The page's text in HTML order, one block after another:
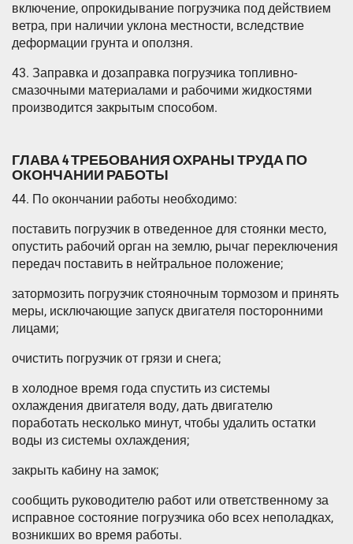
включение, опрокидывание погрузчика под действием
ветра, при наличии уклона местности, вследствие
деформации грунта и оползня.
43. Заправка и дозаправка погрузчика топливно-
смазочными материалами и рабочими жидкостями
производится закрытым способом.
ГЛАВА 4 ТРЕБОВАНИЯ ОХРАНЫ ТРУДА ПО
ОКОНЧАНИИ РАБОТЫ
44. По окончании работы необходимо:
поставить погрузчик в отведенное для стоянки место,
опустить рабочий орган на землю, рычаг переключения
передач поставить в нейтральное положение;
затормозить погрузчик стояночным тормозом и принять
меры, исключающие запуск двигателя посторонними
лицами;
очистить погрузчик от грязи и снега;
в холодное время года спустить из системы
охлаждения двигателя воду, дать двигателю
поработать несколько минут, чтобы удалить остатки
воды из системы охлаждения;
закрыть кабину на замок;
сообщить руководителю работ или ответственному за
исправное состояние погрузчика обо всех неполадках,
возникших во время работы.